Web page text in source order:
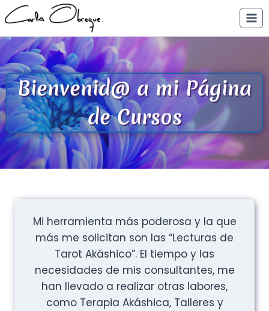
Saltar
al
contenido
Bienvenid@ a mi Página
de Cursos
Mi herramienta más poderosa y la que
más me solicitan son las “Lecturas de
Tarot Akáshico”. El tiempo y las
necesidades de mis consultantes, me
han llevado a realizar otras labores,
como Terapia Akáshica, Talleres y